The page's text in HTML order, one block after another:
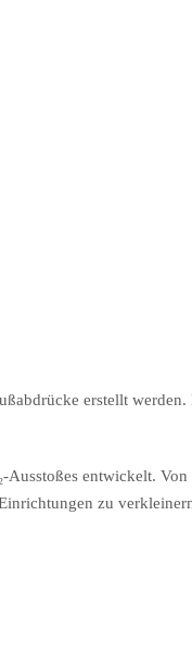
erstellt
entwickelt.
zu